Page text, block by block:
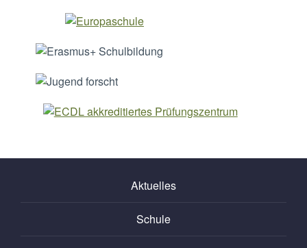
Aktuelles
Schule